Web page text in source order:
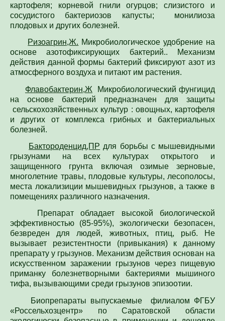
сосудистого бактериозов капусты; монилиоза
плодовых и других болезней.
Ризоагрин,Ж.
Микробиологическое удобрение на
основе азотофиксирующих бактерий.. Механизм
действия данной формы бактерий фиксируют азот из
атмосферного воздуха и питают им растения.
Флавобактерин,Ж Микробиологический фунгицид
на основе бактерий предназначен для защиты
сельскохозяйственных культур : овощных, картофеля
и других от комплекса грибных и бактериальных
болезней.
Бактороденцид,ПР для борьбы с мышевидными
грызунами на всех культурах открытого и
защищенного грунта включая озимые зерновые,
многолетние травы, плодовые культуры, лесополосы,
места локализиции мышевидных грызунов, а также в
помещениях различного назначения.
Препарат обладает высокой биологической
эффективностью (85-95%), экологически безопасен,
безвреден для людей, животных, птиц, рыб. Не
вызывает резистентности (привыкания) к данному
препарату у грызунов. Механизм действия основан на
искусственном заражении грызунов через пищевую
приманку болезнетворными бактериями мышиного
тифа, вызывающими среди грызунов эпизоотии.
Биопрепараты выпускаемые филиалом ФГБУ
«Россельхозцентр» по Саратовской области
экологически безопасные в применении и дешевле